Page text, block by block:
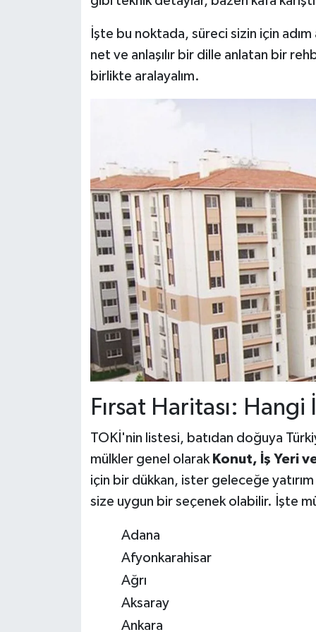
İşte bu noktada, süreci sizin için
net ve anlaşılır bir dille anlatan bir
birlikte aralayalım.
Fırsat Haritası:
TOKİ'nin listesi, batıdan doğuya
mülkler genel olarak Konut, İş Yeri
için bir dükkan, ister geleceğe
size uygun bir seçenek olabilir. İşte
Adana
Afyonkarahisar
Ağrı
Aksaray
Ankara